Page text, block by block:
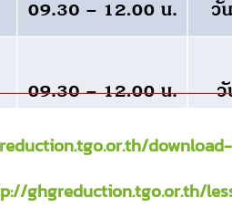
ghgreduction.tgo.or.th/